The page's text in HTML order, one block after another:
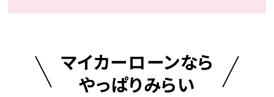
マイカーローンなら
やっぱりみらい